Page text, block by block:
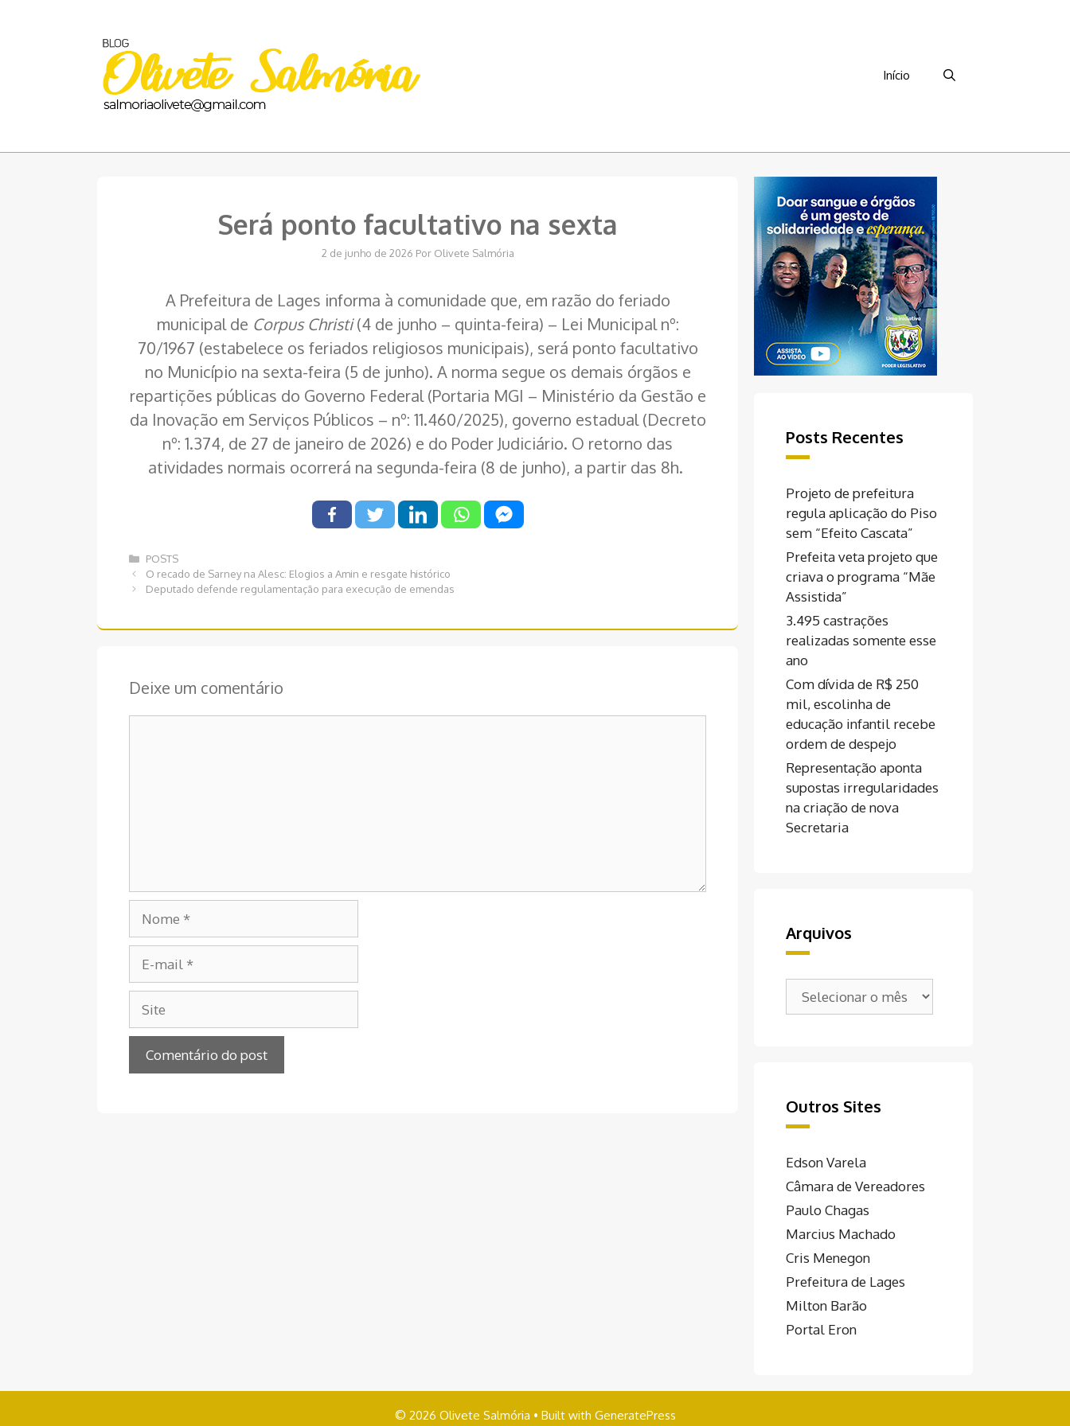
Início
Será ponto facultativo na sexta
2 de junho de 2026 Por Olivete Salmória
A Prefeitura de Lages informa à comunidade que, em razão do feriado
municipal de Corpus Christi(4 de junho – quinta-feira) – Lei Municipal nº:
70/1967 (estabelece os feriados religiosos municipais), será ponto facultativo
no Município na sexta-feira (5 de junho). A norma segue os demais órgãos e
repartições públicas do Governo Federal (Portaria MGI – Ministério da Gestão e
da Inovação em Serviços Públicos – nº: 11.460/2025), governo estadual (Decreto
nº: 1.374, de 27 de janeiro de 2026) e do Poder Judiciário. O retorno das
atividades normais ocorrerá na segunda-feira (8 de junho), a partir das 8h.
Categorias
POSTS
Navegação
de
O recado de Sarney na Alesc: Elogios a Amin e resgate histórico
Deputado defende regulamentação para execução de emendas
Deixe um comentário
mail
Posts Recentes
Projeto de prefeitura
regula aplicação do Piso
sem “Efeito Cascata”
Prefeita veta projeto que
criava o programa “Mãe
Assistida”
3.495 castrações
realizadas somente esse
ano
Com dívida de R$ 250
mil, escolinha de
educação infantil recebe
ordem de despejo
Representação aponta
supostas irregularidades
na criação de nova
Secretaria
Arquivos
Outros Sites
Edson Varela
Câmara de Vereadores
Paulo Chagas
Marcius Machado
Cris Menegon
Prefeitura de Lages
Milton Barão
Portal Eron
© 2026 Olivete Salmória • Built with GeneratePress